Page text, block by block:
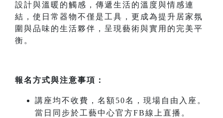
設計與溫暖的觸感，傳遞生活的溫度與情感連
結，使日常器物不僅是工具，更成為提升居家氛
圍與品味的生活夥伴，呈現藝術與實用的完美平
衡。
報名方式與注意事項：
講座均不收費，名額50名，現場自由入座。
當日同步於工藝中心官方FB線上直播。